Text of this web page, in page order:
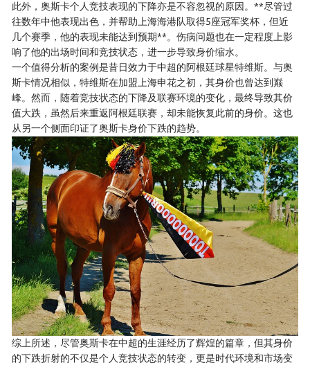
此外，奥斯卡个人竞技表现的下降亦是不容忽视的原因。**尽管过
往数年中他表现出色，并帮助上海海港队取得5座冠军奖杯，但近
几个赛季，他的表现未能达到预期**。伤病问题也在一定程度上影
响了他的出场时间和竞技状态，进一步导致身价缩水。
一个值得分析的案例是昔日效力于中超的阿根廷球星特维斯。与奥
斯卡情况相似，特维斯在加盟上海申花之初，其身价也曾达到巅
峰。然而，随着竞技状态的下降及联赛环境的变化，最终导致其价
值大跌，虽然后来重返阿根廷联赛，却未能恢复此前的身价。这也
从另一个侧面印证了奥斯卡身价下跌的趋势。
综上所述，尽管奥斯卡在中超的生涯经历了辉煌的篇章，但其身价
的下跌折射的不仅是个人竞技状态的转变，更是时代环境和市场变